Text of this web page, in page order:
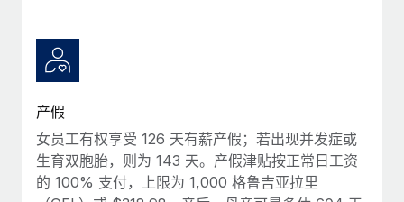
了解更多
产假
女员工有权享受 126 天有薪产假；若出现并发症或
生育双胞胎，则为 143 天。产假津贴按正常日工资
的 100% 支付，上限为 1,000 格鲁吉亚拉里